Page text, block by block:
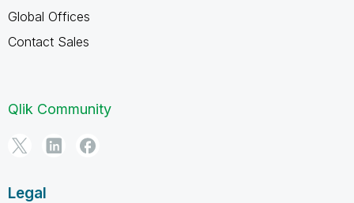
Global Offices
Contact Sales
Qlik Community
Legal